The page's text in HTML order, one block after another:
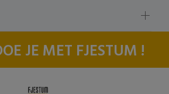
JE MET FJESTUM !